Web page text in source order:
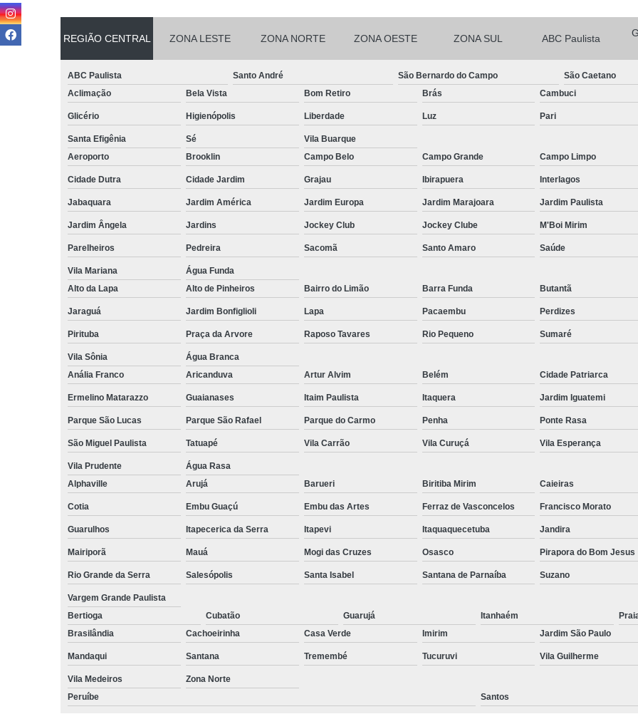
Micropigmentação
Micropigmentação de Barba São
Micropigmentação Fio a Fio Barba
Micropigmentação na Barba ABC
Nano Micropigmentação de Barba
Nano Pigmentação Cabelo Rio
Nano
Nano
Nano
Pigmentação Capilar 3d
Pigmentação Capilar em
Pigmentação de Cabelo
Pigmentação na Careca
Preenchimento Capilar Central
Preenchimento Capilar com
Preenchimento Capilar
Preenchimento Capilar na
Preenchimento Capilar
Tratamento para a Calvície
Tratamento para Calvície com
Tratamento para Calvície
REGIÃO CENTRAL ZONA LESTE ZONA NORTE ZONA OESTE ZONA SUL ABC Paulista
ABC Paulista Santo André São Bernardo do Campo São Caetano
Aclimação
Bela Vista Bom Retiro Brás Cambuci
Glicério Higienópolis Liberdade Luz Pari
Santa Efigênia Sé
Vila Buarque
Aeroporto
Brooklin Campo Belo Campo Grande Campo Limpo
Cidade Dutra Cidade Jardim Grajau Ibirapuera Interlagos
Jabaquara Jardim América Jardim Europa Jardim Marajoara Jardim Paulista
Jardim Ângela Jardins Jockey Club Jockey Clube M'Boi Mirim
Parelheiros Pedreira Sacomã Santo Amaro Saúde
Vila Mariana
Água Funda
Alto da Lapa
Alto de Pinheiros Bairro do Limão Barra Funda Butantã
Jaraguá Jardim Bonfiglioli Lapa Pacaembu Perdizes
Pirituba Praça da Arvore Raposo Tavares Rio Pequeno Sumaré
Vila Sônia
Água Branca
Anália Franco
Aricanduva Artur Alvim Belém Cidade Patriarca
Ermelino Matarazzo Guaianases Itaim Paulista Itaquera Jardim Iguatemi
Parque São Lucas Parque São Rafael Parque do Carmo Penha Ponte Rasa
São Miguel Paulista Tatuapé Vila Carrão Vila Curuçá Vila Esperança
Vila Prudente
Água Rasa
Alphaville
Arujá Barueri Biritiba Mirim Caieiras
Cotia Embu Guaçú Embu das Artes Ferraz de Vasconcelos Francisco Morato
Guarulhos Itapecerica da Serra Itapevi Itaquaquecetuba Jandira
Mairiporã Mauá Mogi das Cruzes Osasco Pirapora do Bom Jesus
Rio Grande da Serra Salesópolis Santa Isabel Santana de Parnaíba Suzano
Vargem Grande Paulista
Bertioga
Cubatão Guarujá Itanhaém
Brasilândia
Cachoeirinha Casa Verde Imirim Jardim São Paulo
Mandaqui Santana Tremembé Tucuruvi Vila Guilherme
Vila Medeiros
Zona Norte
Peruíbe
Santos